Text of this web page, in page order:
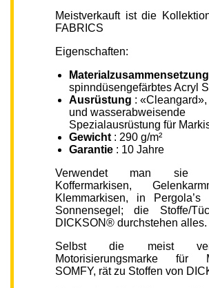
Meistverkauft ist die
FABRICS
Eigenschaften:
Materialzusammensetzung
spinndüsengefärbtes Acryl
Ausrüstung :
und wasserabweisende
Spezialausrüstung für
Gewicht : 290 g/m²
Garantie : 10 Jahre
Verwendet man
Koffermarkisen,
Klemmarkisen, in
Sonnensegel; die Stoffe/
DICKSON® durchstehen alles.
Selbst die meist
Motorisierungsmarke für
SOMFY, rät zu Stoffen von